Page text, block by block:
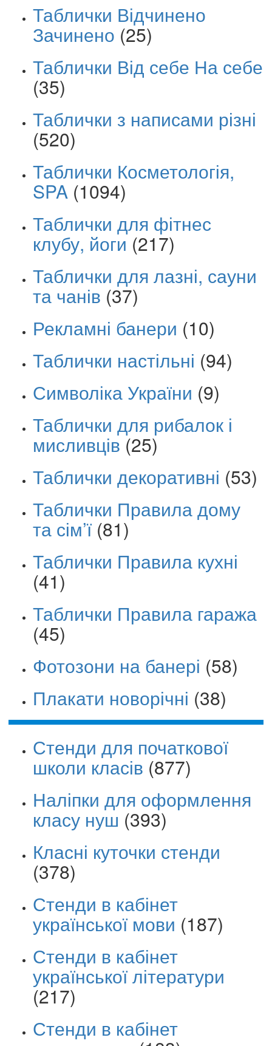
Таблички Відчинено
Зачинено (25)
Таблички Від себе На себе
(35)
Таблички з написами різні
(520)
Таблички Косметологія,
SPA (1094)
Таблички для фітнес
клубу, йоги (217)
Таблички для лазні, сауни
та чанів (37)
Рекламні банери (10)
Таблички настільні (94)
Символіка України (9)
Таблички для рибалок і
мисливців (25)
Таблички декоративні (53)
Таблички Правила дому
та сім’ї (81)
Таблички Правила кухні
(41)
Таблички Правила гаража
(45)
Фотозони на банері (58)
Плакати новорічні (38)
Стенди для початкової
школи класів (877)
Наліпки для оформлення
класу нуш (393)
Класні куточки стенди
(378)
Стенди в кабінет
української мови (187)
Стенди в кабінет
української літератури
(217)
Стенди в кабінет